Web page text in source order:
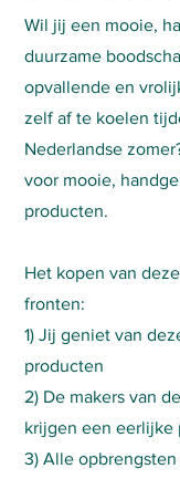
Wil jij een mooie,
duurzame
opvallende en
zelf af te koelen
Nederlandse
voor mooie,
producten.
Het kopen van
fronten:
1) Jij geniet van
producten
2) De makers van
krijgen een eerlijke
3) Alle